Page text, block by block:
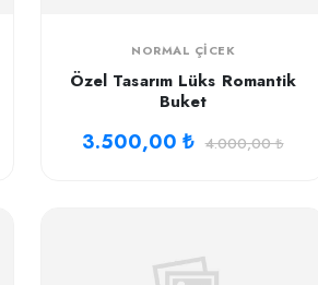
NORMAL ÇICEK
Özel Tasarım Lüks Romantik
Buket
3.500,00 ₺ 4.000,00 ₺